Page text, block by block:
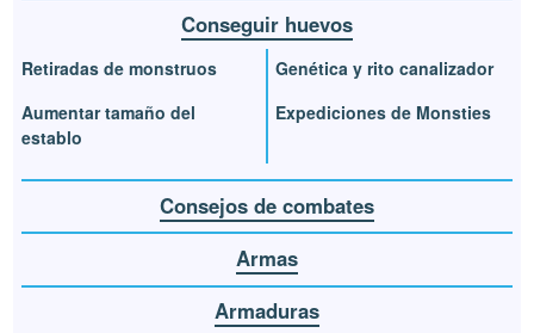
Conseguir huevos
Retiradas de monstruos
Aumentar tamaño del
establo
Genética y rito canalizador
Expediciones de Monsties
Consejos de combates
Armas
Armaduras